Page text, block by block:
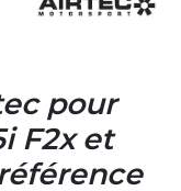
pour
F2x et